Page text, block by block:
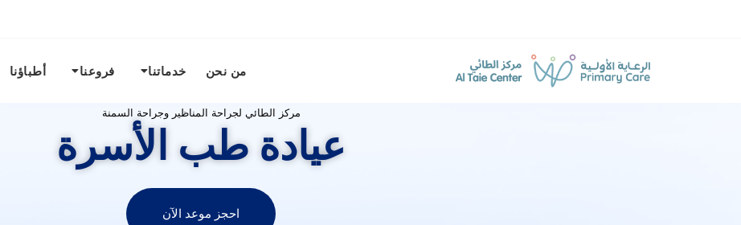
من نحن خدماتنا فروعنا أطباؤنا
مركز الطائي لجراحة المناظير وجراحة السمنة
عيادة طب الأسرة
احجز موعد الآن